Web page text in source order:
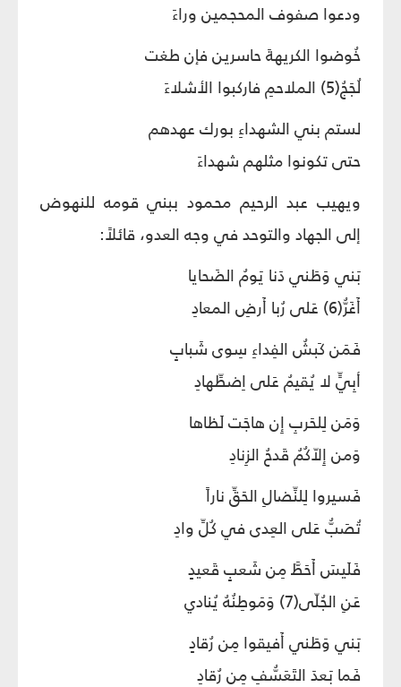
ودعوا صفوف المحجمين وراءَ
خُوضوا الكريهةَ حاسرين فإن طغت
لُجَجُ(5) الملاحمِ فاركبوا الأشلاءَ
لستم بني الشهداءِ بورك عهدهم
حتى تكونوا مثلهم شهداءَ
ويهيب عبد الرحيم محمود ببني قومه للنهوض
إلى الجهاد والتوحد في وجه العدو، قائلاً:
بَني وَطَني دَنا يَومُ الضَحايا
أَغَرُّ(6) عَلى رُبا أَرضِ المعادِ
فَمَن كَبشُ الفِداءِ سِوى شَبابٍ
أبِيٍّ لا يُقيمُ عَلى اِضطِّهادِ
وَمَن لِلحَربِ إِن هاجَت لَظاها
وَمن إِلاّكُمُ قَدحُ الزِنادِ
فَسيروا لِلنِّضالِ الحَقِّ ناراً
تُصَبُّ عَلى العِدى في كُلِّ وادِ
فَلَيسَ أَحَطَّ مِن شَعبٍ قَعيدٍ
عَنِ الجُلّى(7) وَمَوطِنُهُ يُنادي
بَني وَطَني أَفيقوا مِن رُقادٍ
فَما بَعدَ التَعَسُّفِ مِن رُقادِ